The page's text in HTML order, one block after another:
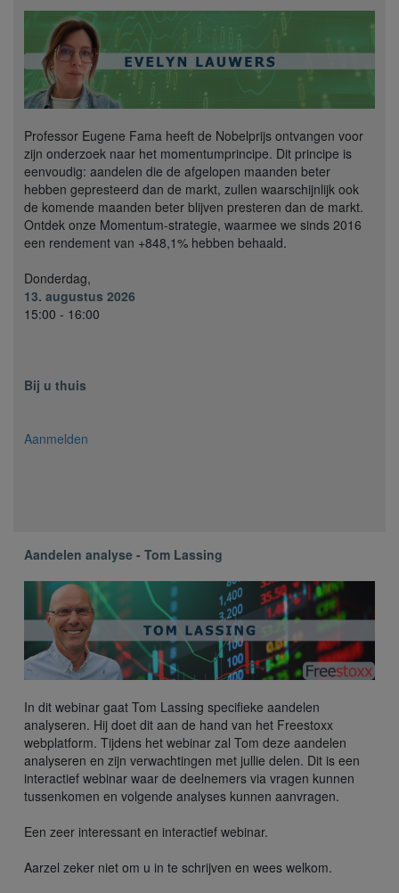
Professor Eugene Fama heeft de Nobelprijs ontvangen voor
zijn onderzoek naar het momentumprincipe. Dit principe is
eenvoudig: aandelen die de afgelopen maanden beter
hebben gepresteerd dan de markt, zullen waarschijnlijk ook
de komende maanden beter blijven presteren dan de markt.
Ontdek onze Momentum-strategie, waarmee we sinds 2016
een rendement van +848,1% hebben behaald.
Donderdag,
13. augustus 2026
15:00 - 16:00
Bij u thuis
Aanmelden
Aandelen analyse - Tom Lassing
In dit webinar gaat Tom Lassing specifieke aandelen
analyseren. Hij doet dit aan de hand van het Freestoxx
webplatform. Tijdens het webinar zal Tom deze aandelen
analyseren en zijn verwachtingen met jullie delen. Dit is een
interactief webinar waar de deelnemers via vragen kunnen
tussenkomen en volgende analyses kunnen aanvragen.
Een zeer interessant en interactief webinar.
Aarzel zeker niet om u in te schrijven en wees welkom.